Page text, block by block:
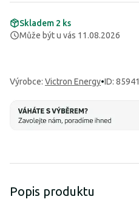
Skladem 2 ks
Může být u vás 11.08.2026
Výrobce: Victron Energy•ID: 85941
Popis produktu